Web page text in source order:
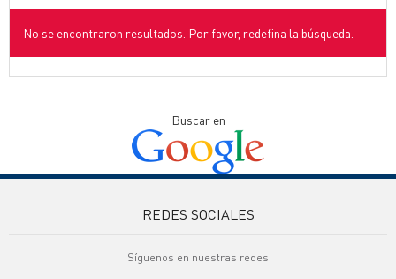
No se encontraron resultados. Por favor, redefina la búsqueda.
Buscar en
REDES SOCIALES
Síguenos en nuestras redes